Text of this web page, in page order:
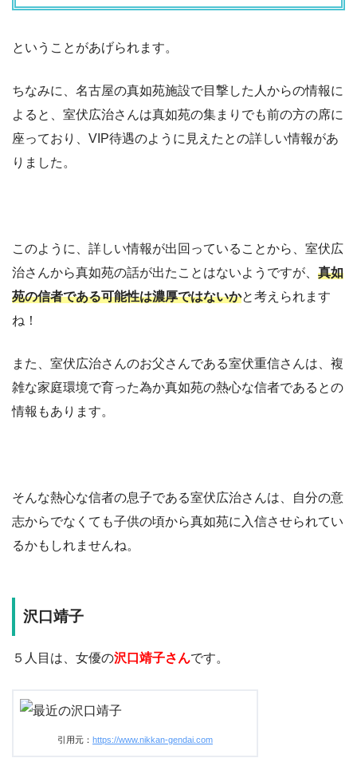
ということがあげられます。
ちなみに、名古屋の真如苑施設で目撃した人からの情報に
よると、室伏広治さんは真如苑の集まりでも前の方の席に
座っており、VIP待遇のように見えたとの詳しい情報があ
りました。
このように、詳しい情報が出回っていることから、室伏広
治さんから真如苑の話が出たことはないようですが、 真如
苑の信者である可能性は濃厚ではないかと考えられます
ね！
また、室伏広治さんのお父さんである室伏重信さんは、複
雑な家庭環境で育った為か真如苑の熱心な信者であるとの
情報もあります。
そんな熱心な信者の息子である室伏広治さんは、自分の意
志からでなくても子供の頃から真如苑に入信させられてい
るかもしれませんね。
沢口靖子
５人目は、女優の沢口靖子さんです。
引用元： https://www.nikkan-gendai.com